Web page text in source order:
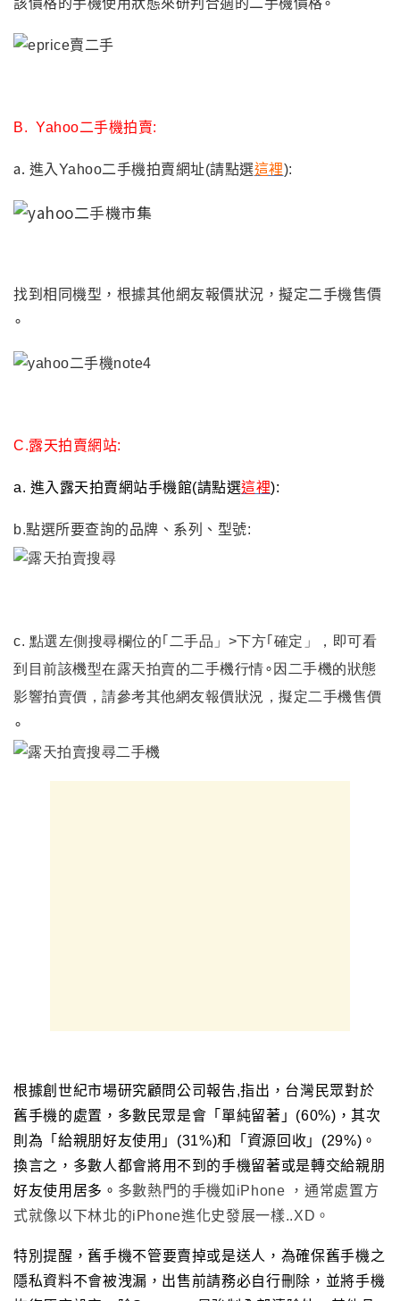
B. Yahoo二手機拍賣:
a. 進入Yahoo二手機拍賣網址(請點選這裡):
找到相同機型，根據其他網友報價狀況，擬定二手機售價
∘
C.露天拍賣網站:
a. 進入露天拍賣網站手機館(請點選這裡):
b.點選所要查詢的品牌、系列、型號:
c. 點選左側搜尋欄位的｢二手品」>下方｢確定」，即可看
到目前該機型在露天拍賣的二手機行情∘因二手機的狀態
影響拍賣價，請參考其他網友報價狀況，擬定二手機售價
∘
根據創世紀市場研究顧問公司報告,指出，台灣民眾對於
舊手機的處置，多數民眾是會「單純留著」(60%)，其次
則為「給親朋好友使用」(31%)和「資源回收」(29%)。
換言之 ， 多數人都會將用不到的手機留著或是轉交給親朋
好友使用居多 。 多數熱門的手機如iPhone ， 通常處置方
式就像以下林北的iPhone進化史發展一樣..XD 。
特別提醒 ， 舊手機不管要賣掉或是送人 ， 為確保舊手機之
隱私資料不會被洩漏，出售前請務必自行刪除，並將手機